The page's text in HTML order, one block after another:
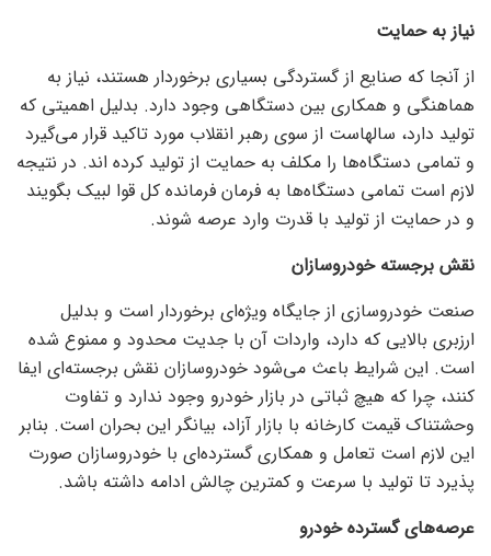
نیاز به حمایت
از آنجا که صنایع از گستردگی بسیاری برخوردار هستند، نیاز به
هماهنگی و همکاری بین دستگاهی وجود دارد. بدلیل اهمیتی که
تولید دارد، سالهاست از سوی رهبر انقلاب مورد تاکید قرار می‌گیرد
و تمامی دستگاه‌ها را مکلف به حمایت از تولید کرده اند. در نتیجه
لازم است تمامی دستگاه‌ها به فرمان فرمانده کل قوا لبیک بگویند
و در حمایت از تولید با قدرت وارد عرصه شوند.
نقش برجسته خودروسازان
صنعت خودروسازی از جایگاه ویژه‌ای برخوردار است و بدلیل
ارزبری بالایی که دارد، واردات آن با جدیت محدود و ممنوع شده
است. این شرایط باعث می‌شود خودروسازان نقش برجسته‌ای ایفا
کنند، چرا که هیچ ثباتی در بازار خودرو وجود ندارد و تفاوت
وحشتناک قیمت کارخانه با بازار آزاد، بیانگر این بحران است. بنابر
این لازم است تعامل و همکاری گسترده‌ای با خودروسازان صورت
پذیرد تا تولید با سرعت و کمترین چالش ادامه داشته باشد.
عرصه‌های گسترده خودرو